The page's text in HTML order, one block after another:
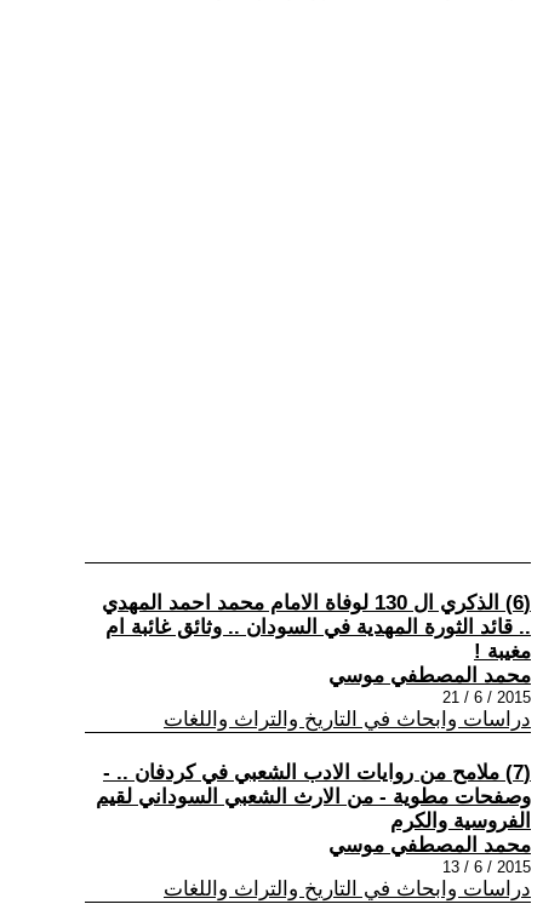
(6) الذكري ال 130 لوفاة الامام محمد احمد المهدي
.. قائد الثورة المهدية في السودان .. وثائق غائبة ام
مغيبة !
محمد المصطفي موسي
2015 / 6 / 21
دراسات وابحاث في التاريخ والتراث واللغات
(7) ملامح من روايات الادب الشعبي في كردفان .. -
وصفحات مطوية - من الارث الشعبي السوداني لقيم
الفروسية والكرم
محمد المصطفي موسي
2015 / 6 / 13
دراسات وابحاث في التاريخ والتراث واللغات